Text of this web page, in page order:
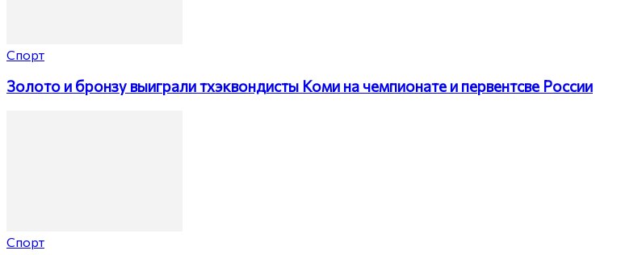
Спорт
Золото и бронзу выиграли тхэквондисты Коми на чемпионате и первентсве России
Спорт